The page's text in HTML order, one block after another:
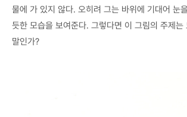
물에 가 있지 않다. 오히려 그는 바위에 기대어 눈
듯한 모습을 보여준다. 그렇다면 이 그림의 주제는
말인가?